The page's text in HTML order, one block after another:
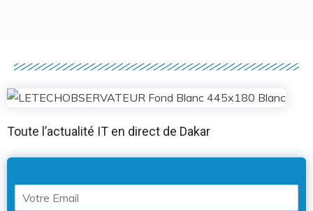
Toute l’actualité IT en direct de Dakar